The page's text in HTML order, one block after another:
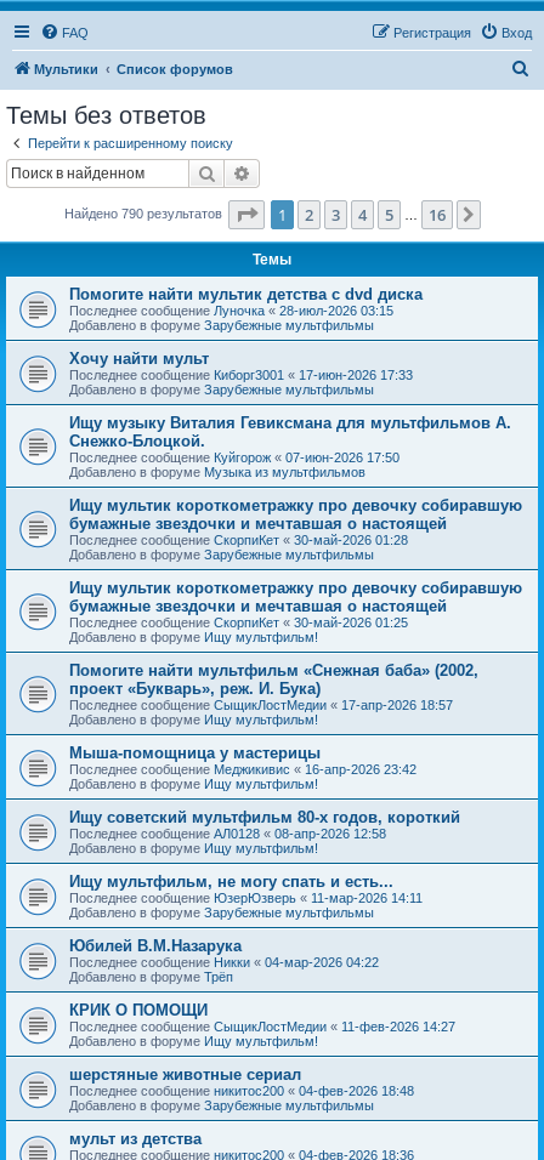
FAQ Вход
Регистрация
Мультики Список форумов
Темы без ответов
Перейти к расширенному поиску
Поиск
Найдено 790 результатов Страница из 16
1 2 3 4 5 16
Темы
Помогите найти мультик детства с dvd диска
Последнее сообщение Луночка « 28-июл-2026 03:15
Добавлено в форуме Зарубежные мультфильмы
Хочу найти мульт
Последнее сообщение Киборг3001 « 17-июн-2026 17:33
Добавлено в форуме Зарубежные мультфильмы
Ищу музыку Виталия Гевиксмана для мультфильмов А.
Снежко-Блоцкой.
Последнее сообщение Куйгорож « 07-июн-2026 17:50
Добавлено в форуме Музыка из мультфильмов
Ищу мультик короткометражку про девочку собиравшую
бумажные звездочки и мечтавшая о настоящей
Последнее сообщение СкорпиКет « 30-май-2026 01:28
Добавлено в форуме Зарубежные мультфильмы
Ищу мультик короткометражку про девочку собиравшую
бумажные звездочки и мечтавшая о настоящей
Последнее сообщение СкорпиКет « 30-май-2026 01:25
Добавлено в форуме Ищу мультфильм!
Помогите найти мультфильм «Снежная баба» (2002,
проект «Букварь», реж. И. Бука)
Последнее сообщение СыщикЛостМедии « 17-апр-2026 18:57
Добавлено в форуме Ищу мультфильм!
Мыша-помощница у мастерицы
Последнее сообщение Меджикивис « 16-апр-2026 23:42
Добавлено в форуме Ищу мультфильм!
Ищу советский мультфильм 80-х годов, короткий
Последнее сообщение АЛ0128 « 08-апр-2026 12:58
Добавлено в форуме Ищу мультфильм!
Ищу мультфильм, не могу спать и есть...
Последнее сообщение ЮзерЮзверь « 11-мар-2026 14:11
Добавлено в форуме Зарубежные мультфильмы
Юбилей В.М.Назарука
Последнее сообщение Никки « 04-мар-2026 04:22
Добавлено в форуме Трёп
КРИК О ПОМОЩИ
Последнее сообщение СыщикЛостМедии « 11-фев-2026 14:27
Добавлено в форуме Ищу мультфильм!
шерстяные животные сериал
Последнее сообщение никитос200 « 04-фев-2026 18:48
Добавлено в форуме Зарубежные мультфильмы
мульт из детства
Последнее сообщение никитос200 « 04-фев-2026 18:36